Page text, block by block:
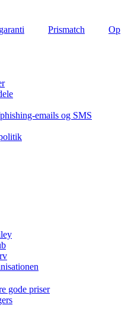
Prismatch
Op
emails og SMS
gode priser